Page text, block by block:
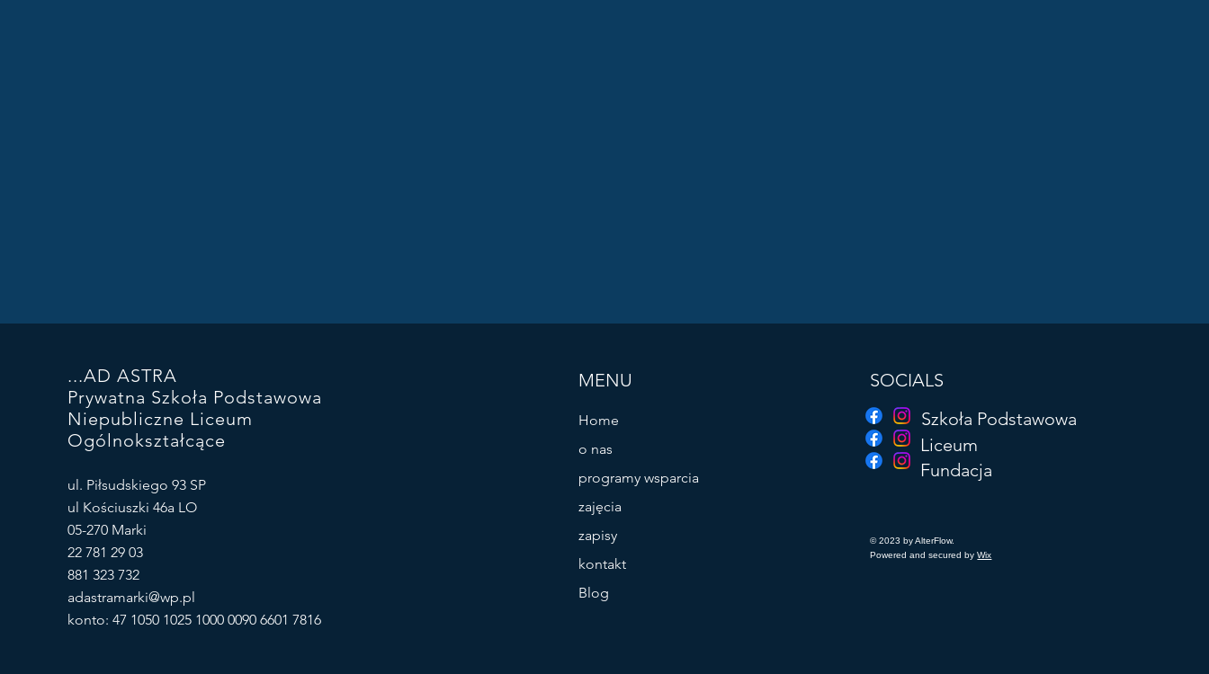
...AD ASTRA
Prywatna Szkoła Podstawowa
Niepubliczne Liceum
Ogólnokształcące
ul. Piłsudskiego 93 SP
ul Kościuszki 46a LO
05-270 Marki
22 781 29 03
881 323 732
adastramarki@wp.pl
konto: 47 1050 1025 1000 0090 6601 7816
MENU
Home
o nas
programy wsparcia
zajęcia
zapisy
kontakt
Blog
SOCIALS
Szkoła Podstawowa
Liceum
Fundacja
© 2023 by AlterFlow.
Powered and secured byWix